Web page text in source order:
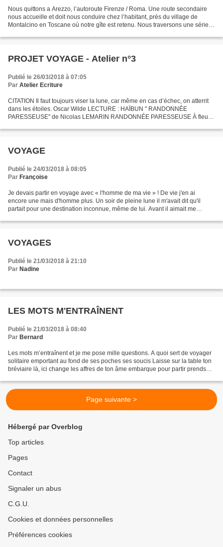
Nous quittons a Arezzo, l’autoroute Firenze / Roma. Une route secondaire
nous accueille et doit nous conduire chez l’habitant, près du village de
Montalcino en Toscane où notre gîte est retenu. Nous traversons une série
PROJET VOYAGE - Atelier n°3
Publié le 26/03/2018 à 07:05
Par Atelier Ecriture
CITATION Il faut toujours viser la lune, car même en cas d’échec, on atterrit
dans les étoiles. Oscar Wilde LECTURE : HAÏBUN " RANDONNÉE
PARESSEUSE" de Nicolas LEMARIN RANDONNÉE PARESSEUSE À fleur
VOYAGE
Publié le 24/03/2018 à 08:05
Par Françoise
Je devais partir en voyage avec « l'homme de ma vie » ! De vie j'en ai
encore une mais d'homme plus. Un soir de pleine lune il m'avait dit qu'il
partait pour une destination inconnue, même de lui. Avant il aimait me
VOYAGES
Publié le 21/03/2018 à 21:10
Par Nadine
LES MOTS M'ENTRAÎNENT
Publié le 21/03/2018 à 08:40
Par Bernard
Les mots m’entraînent et je me pose mille questions. A quoi sert de voyager
solitaire emportant au fond de ses poches ses soucis Laisse sur la table ton
bréviaire là, ici change les affres de ton âme embarque pour partir prends
Page suivante >
Hébergé par Overblog
Top articles
Pages
Contact
Signaler un abus
C.G.U.
Cookies et données personnelles
Préférences cookies